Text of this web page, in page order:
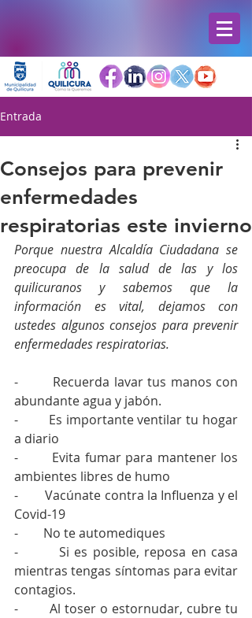
Entrada
Consejos para prevenir
enfermedades
respiratorias este invierno
Porque nuestra Alcaldía Ciudadana se
preocupa de la salud de las y los
quilicuranos y sabemos que la
información es vital, dejamos con
ustedes algunos consejos para prevenir
enfermedades respiratorias.
-        Recuerda lavar tus manos con
abundante agua y jabón.
-        Es importante ventilar tu hogar
a diario
-        Evita fumar para mantener los
ambientes libres de humo
-        Vacúnate contra la Influenza y el
Covid-19
-        No te automediques
-        Si es posible, reposa en casa
mientras tengas síntomas para evitar
contagios.
-        Al toser o estornudar, cubre tu